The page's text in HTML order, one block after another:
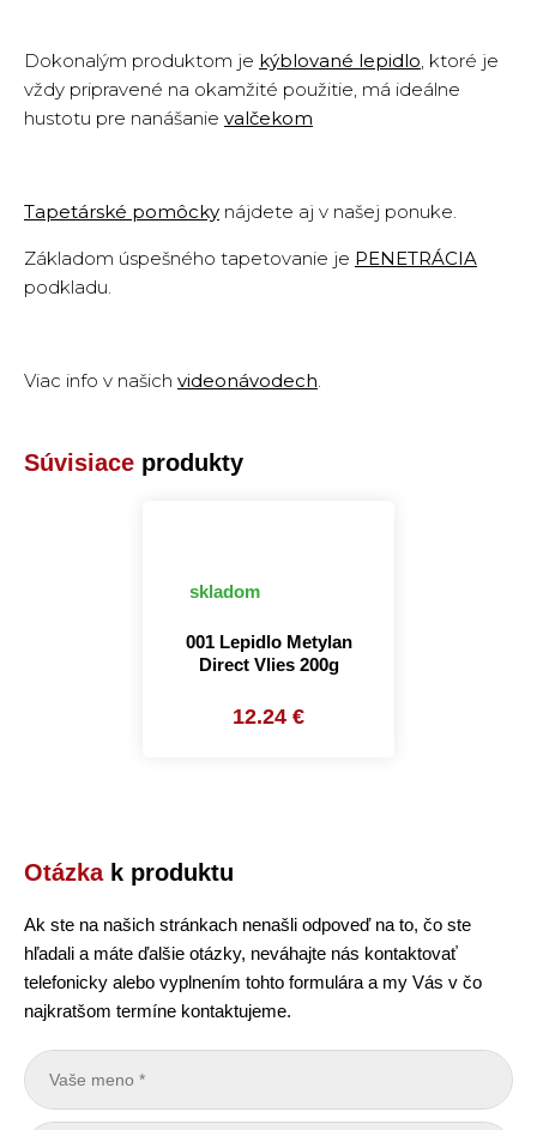
Dokonalým produktom je kýblované lepidlo, ktoré je
vždy pripravené na okamžité použitie, má ideálne
hustotu pre nanášanie valčekom
Tapetárské pomôcky nájdete aj v našej ponuke.
Základom úspešného tapetovanie je PENETRÁCIA
podkladu.
Viac info v našich videonávodech.
Súvisiace produkty
skladom
001 Lepidlo Metylan
Direct Vlies 200g
12.24 €
Otázkak produktu
Ak ste na našich stránkach nenašli odpoveď na to, čo ste
hľadali a máte ďalšie otázky, neváhajte nás kontaktovať
telefonicky alebo vyplnením tohto formulára a my Vás v čo
najkratšom termíne kontaktujeme.